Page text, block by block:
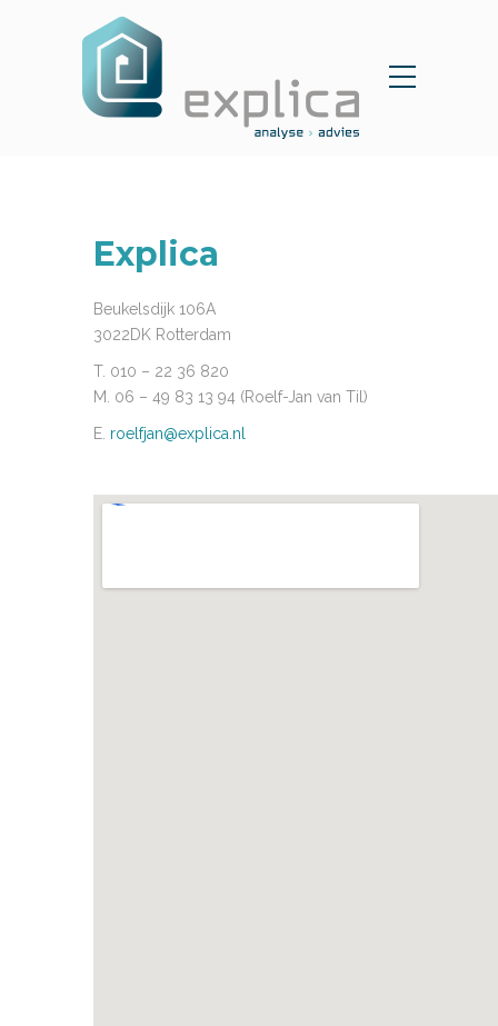
Explica
Beukelsdijk 106A
3022DK Rotterdam
T. 010 – 22 36 820
M. 06 – 49 83 13 94 (Roelf-Jan van Til)
E. roelfjan@explica.nl